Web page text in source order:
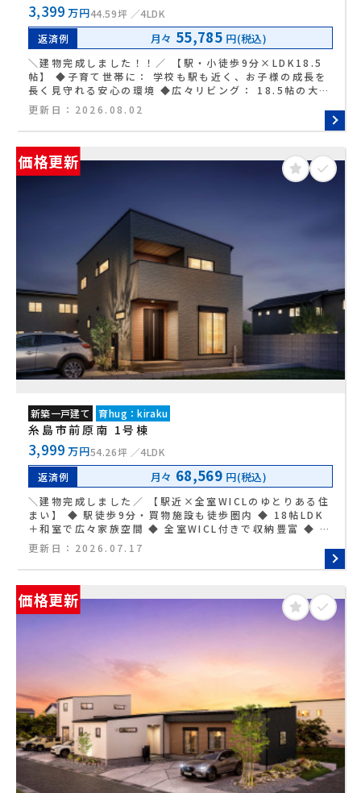
3,399 万円44.59坪
4LDK
返済例
月々 55,785 円(税込)
＼建物完成しました！！／ 【駅・小徒歩9分×LDK18.5
帖】 ◆子育て世帯に： 学校も駅も近く、お子様の成長を
長く見守れる安心の環境 ◆広々リビング： 18.5帖の大空
間は、家具を置いてもゆとりたっぷり！ ◆家事ラク収納：
キッチン横のパントリーで、料理の段取りがぐんとスムー
ズに ◆最大3台駐車： 前面道路との出入りも楽々。毎日の
運転がストレスフリー ◆最新IoT住宅： スマホ一つで家
電を操作。未来の暮らしがここから始まります
更新日： 2026.08.02
価格更新
新築一戸建て 育hug：kiraku
糸島市前原南 1号棟
3,999 万円54.26坪
4LDK
返済例
月々 68,569 円(税込)
＼建物完成しました／ 【駅近×全室WICLのゆとりある住
まい】 ◆ 駅徒歩9分・買物施設も徒歩圏内 ◆ 18帖LDK
＋和室で広々家族空間 ◆ 全室WICL付きで収納豊富 ◆ 縦
列3台駐車OKのゆとりある敷地
更新日： 2026.07.17
価格更新